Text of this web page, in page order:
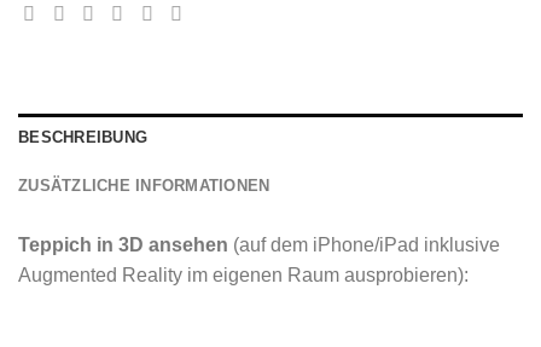
BESCHREIBUNG
ZUSÄTZLICHE INFORMATIONEN
Teppich in 3D ansehen (auf dem iPhone/iPad inklusive
Augmented Reality im eigenen Raum ausprobieren):